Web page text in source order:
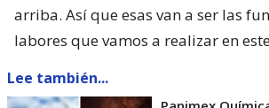
arriba. Así que esas van a ser las
labores que vamos a realizar en
Lee también...